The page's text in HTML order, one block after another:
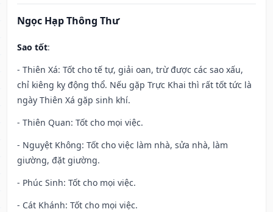
Ngọc Hạp Thông Thư
Sao tốt:
- Thiên Xá: Tốt cho tế tự, giải oan, trừ được các sao xấu,
chỉ kiêng kỵ động thổ. Nếu gặp Trực Khai thì rất tốt tức là
ngày Thiên Xá gặp sinh khí.
- Thiên Quan: Tốt cho mọi việc.
- Nguyệt Không: Tốt cho việc làm nhà, sửa nhà, làm
giường, đặt giường.
- Phúc Sinh: Tốt cho mọi việc.
- Cát Khánh: Tốt cho mọi việc.